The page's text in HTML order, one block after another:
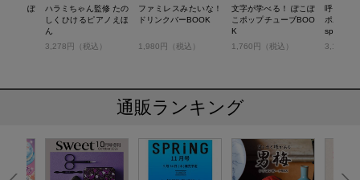
ぽこぽ
ハラミちゃん監修 たの
しくひけるピアノえほ
ん
3,278円（税込）
ファミレスみたいな！
ドリンクバーBOOK
1,980円（税込）
文字が学べる！ ぽこぽ
こポップチューブBOO
K
1,760円（税込）
呼び込
ポポポ♪
special
3,168円
通販ランキング